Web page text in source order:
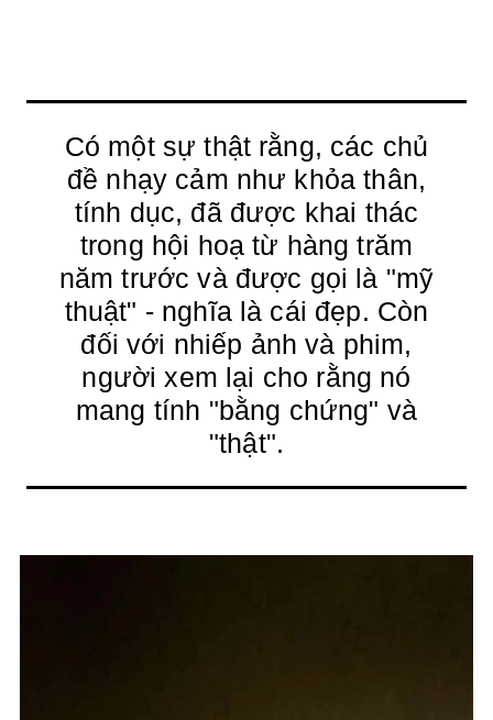
Có một sự thật rằng, các chủ
đề nhạy cảm như khỏa thân,
tính dục, đã được khai thác
trong hội hoạ từ hàng trăm
năm trước và được gọi là "mỹ
thuật" - nghĩa là cái đẹp. Còn
đối với nhiếp ảnh và phim,
người xem lại cho rằng nó
mang tính "bằng chứng" và
"thật".